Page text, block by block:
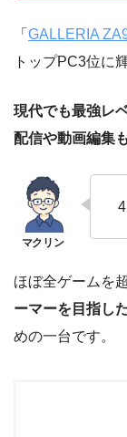
「 GALLERIA
トップPC3位に
現代でも最強レ
配信や動画編集
ほぼ全ゲームを
ーマーを目指し
めの一台です。